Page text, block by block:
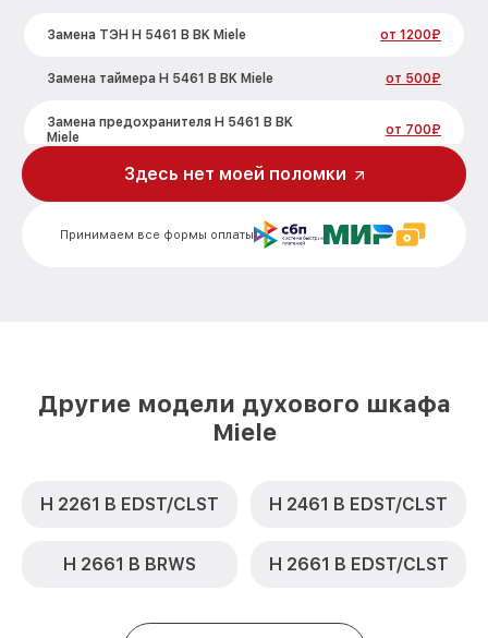
Замена ТЭН H 5461 В BK Miele от 1200₽
Замена таймера H 5461 В BK Miele от 500₽
Замена предохранителя H 5461 В BK
Miele
от 700₽
Замена шнура питания H 5461 В BK Miele
Замена термодатчика H 5461 В BK Miele от 900₽
Принимаем все формы оплаты
Здесь нет моей поломки
Другие модели духового шкафа
Miele
H 2261 B EDST/CLST H 2461 B EDST/CLST
H 2661 B BRWS H 2661 B EDST/CLST